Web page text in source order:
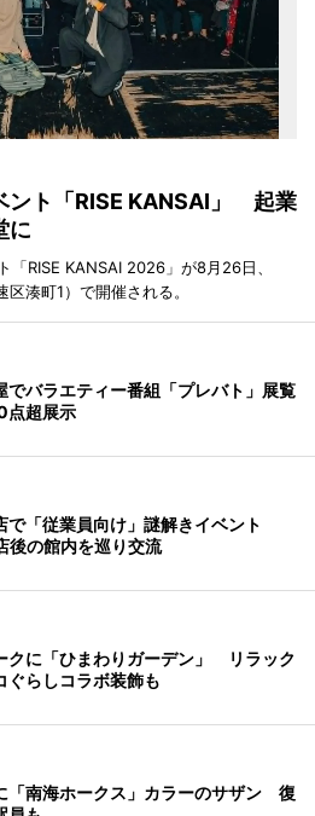
ント「RISE KANSAI」 起業
に
「RISE KANSAI 2026」が8月26日、
湊町1）で開催される。
でバラエティー番組「プレバト」展覧
超展示
で「従業員向け」謎解きイベント
後の館内を巡り交流
クに「ひまわりガーデン」 リラック
ぐらしコラボ装飾も
「南海ホークス」カラーのサザン 復